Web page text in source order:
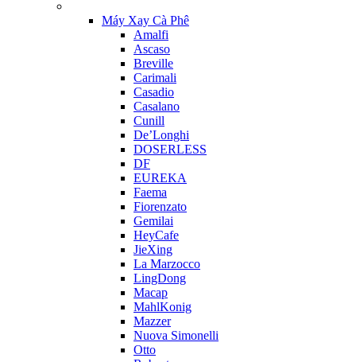
Máy Xay Cà Phê
Amalfi
Ascaso
Breville
Carimali
Casadio
Casalano
Cunill
De’Longhi
DOSERLESS
DF
EUREKA
Faema
Fiorenzato
Gemilai
HeyCafe
JieXing
La Marzocco
LingDong
Macap
MahlKonig
Mazzer
Nuova Simonelli
Otto